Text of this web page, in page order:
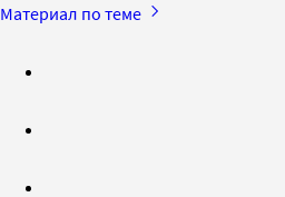
Материал по теме